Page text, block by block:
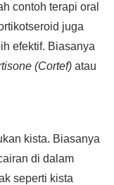
contoh terapi oral
juga
efektif. Biasanya
(Cortef) atau
kista. Biasanya
di dalam
seperti kista